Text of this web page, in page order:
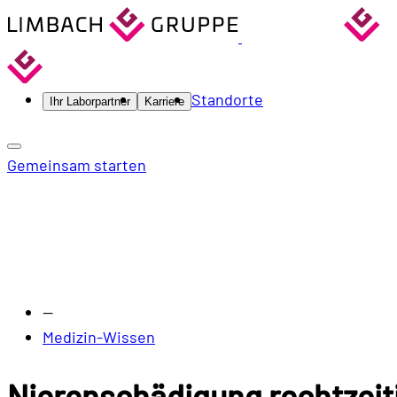
Ihr Laborpartner Karriere Standorte
Gemeinsam starten
—
Medizin-Wissen